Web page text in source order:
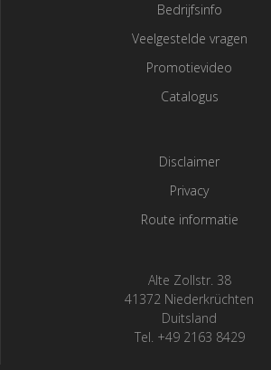
Bedrijfsinfo
Veelgestelde vragen
Promotievideo
Catalogus
Disclaimer
Privacy
Route informatie
Alte Zollstr. 38
41372 Niederkrüchten
Duitsland
Tel. +49 2163 8429